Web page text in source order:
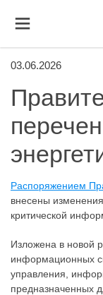
03.06.2026
Распоряжением
внесены
критической
Изложена в новой
информационных
управления,
предназначенных